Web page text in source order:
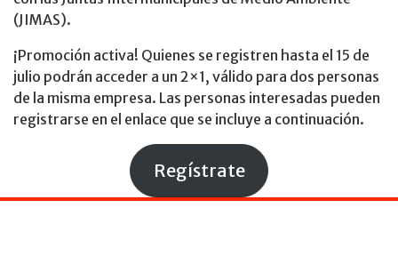
(JIMAS).
¡Promoción activa! Quienes se registren hasta el 15 de
julio podrán acceder a un 2×1, válido para dos personas
de la misma empresa. Las personas interesadas pueden
registrarse en el enlace que se incluye a continuación.
Regístrate